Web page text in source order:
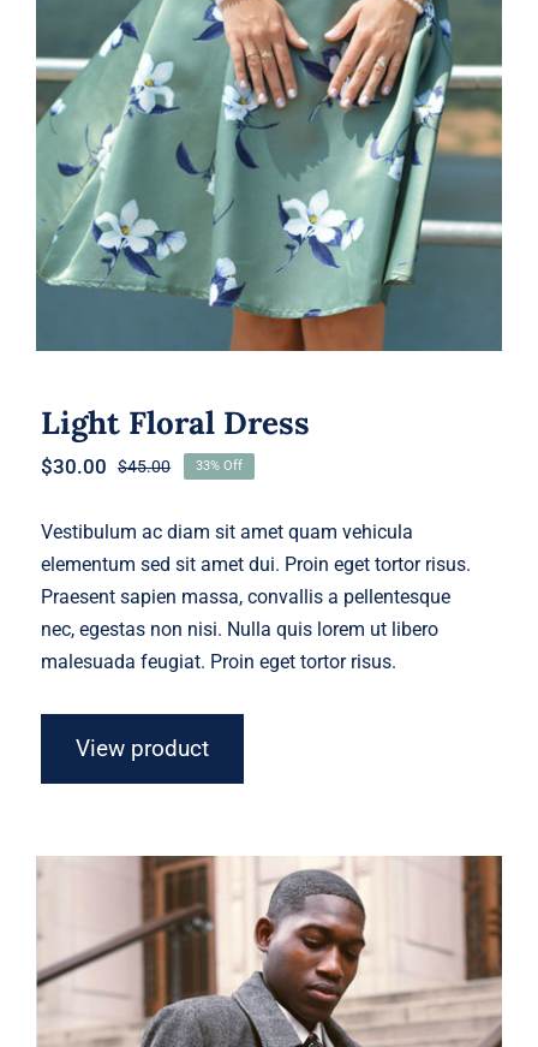
Light Floral Dress
Light Floral Dress
$45.00Original
was:
$30.00
Current
is:
33% Off
Vestibulum ac diam sit amet quam vehicula
elementum sed sit amet dui. Proin eget tortor risus.
Praesent sapien massa, convallis a pellentesque
nec, egestas non nisi. Nulla quis lorem ut libero
malesuada feugiat. Proin eget tortor risus.
View product